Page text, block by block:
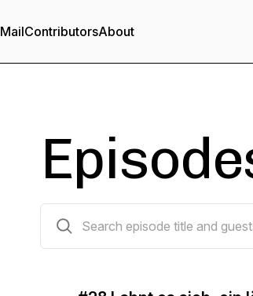
ContributorsAbout